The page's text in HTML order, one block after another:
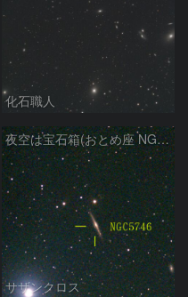
化石職人
夜空は宝石箱(おとめ座 NGC5746) Seestar50
サザンクロス